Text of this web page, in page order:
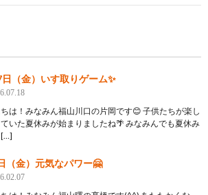
（金）いす取りゲーム✨
は！みなみん福山川口の片岡です😊 子供たちが楽し
いた夏休みが始まりましたね🌴 みなみんでも夏休み
[…]
（金）元気なパワー🤗